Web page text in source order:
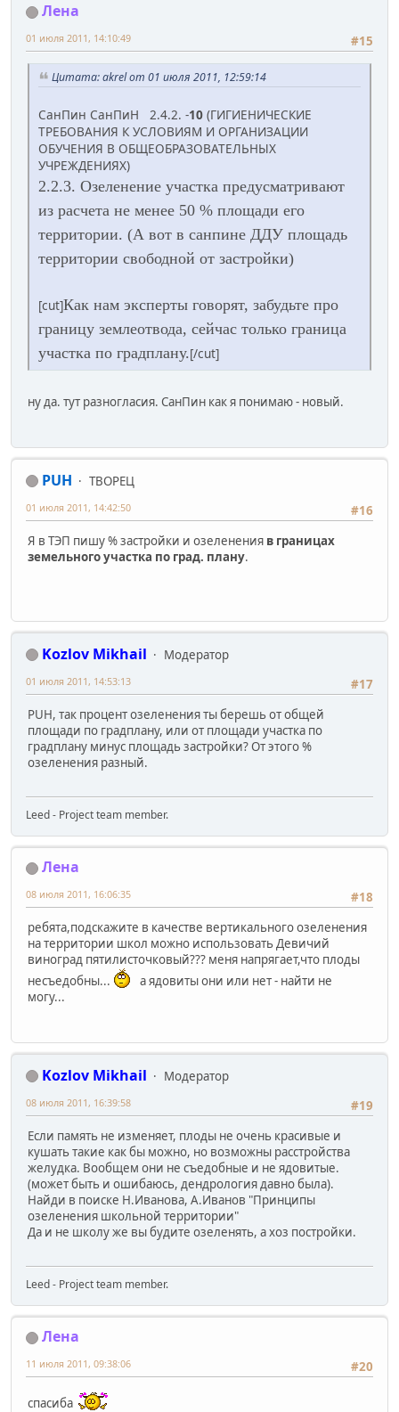
Лена
#15
01 июля 2011, 14:10:49
Цитата: akrel от 01 июля 2011, 12:59:14
СанПин СанПиН 2.4.2. -10 (ГИГИЕНИЧЕСКИЕ
ТРЕБОВАНИЯ К УСЛОВИЯМ И ОРГАНИЗАЦИИ
ОБУЧЕНИЯ В ОБЩЕОБРАЗОВАТЕЛЬНЫХ
УЧРЕЖДЕНИЯХ)
2.2.3. Озеленение участка предусматривают
из расчета не менее 50 % площади его
территории. (А вот в санпине ДДУ площадь
территории свободной от застройки)
[cut]Как нам эксперты говорят, забудьте про
границу землеотвода, сейчас только граница
участка по градплану.[/cut]
ну да. тут разногласия. СанПин как я понимаю - новый.
PUH
ТВОРЕЦ
#16
01 июля 2011, 14:42:50
Я в ТЭП пишу % застройки и озеленения в границах
земельного участка по град. плану.
Kozlov Mikhail
Модератор
#17
01 июля 2011, 14:53:13
PUH, так процент озеленения ты берешь от общей
площади по градплану, или от площади участка по
градплану минус площадь застройки? От этого %
озеленения разный.
Leed - Project team member.
Лена
#18
08 июля 2011, 16:06:35
ребята,подскажите в качестве вертикального озеленения
на территории школ можно использовать Девичий
виноград пятилисточковый??? меня напрягает,что плоды
несъедобны...
а ядовиты они или нет - найти не
могу...
Kozlov Mikhail
Модератор
#19
08 июля 2011, 16:39:58
Если память не изменяет, плоды не очень красивые и
кушать такие как бы можно, но возможны расстройства
желудка. Вообщем они не съедобные и не ядовитые.
(может быть и ошибаюсь, дендрология давно была).
Найди в поиске Н.Иванова, А.Иванов "Принципы
озеленения школьной территории"
Да и не школу же вы будите озеленять, а хоз постройки.
Leed - Project team member.
Лена
#20
11 июля 2011, 09:38:06
спасиба